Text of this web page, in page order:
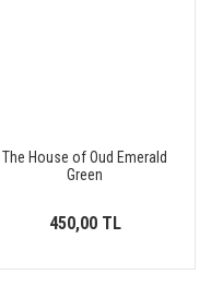
The House of Oud Emerald
Green
450,00 TL